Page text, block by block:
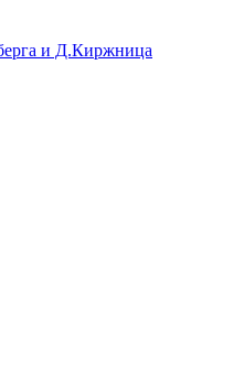
и Д.Киржница